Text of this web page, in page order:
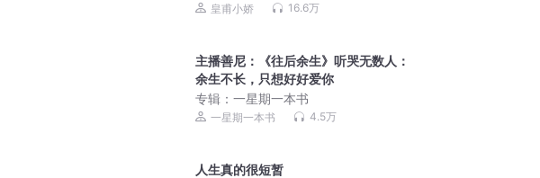
皇甫小娇 16.6万
主播善尼：《往后余生》听哭无数人：
余生不长，只想好好爱你
专辑：一星期一本书
一星期一本书 4.5万
人生真的很短暂